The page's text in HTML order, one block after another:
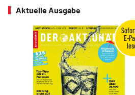
Aktuelle Ausgabe